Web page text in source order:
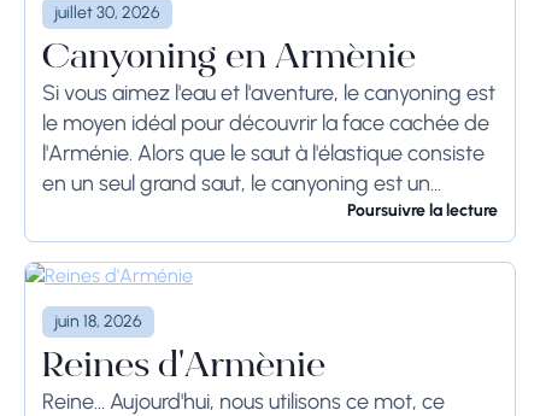
juillet 30, 2026
Canyoning en Arménie
Si vous aimez l'eau et l'aventure, le canyoning est
le moyen idéal pour découvrir la face cachée de
l'Arménie. Alors que le saut à l'élastique consiste
en un seul grand saut, le canyoning est un
Poursuivre la lecture
juin 18, 2026
Reines d'Arménie
Reine... Aujourd'hui, nous utilisons ce mot, ce